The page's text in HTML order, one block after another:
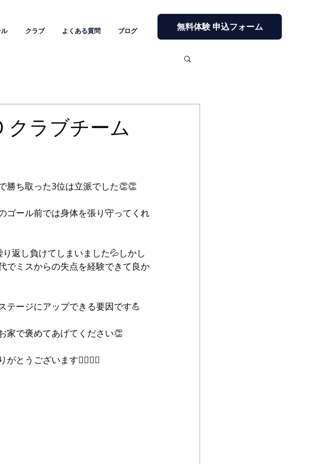
クラブ よくある質問 ブログ 無料体験 申込フォーム
クラブチーム
勝ち取った3位は立派でした👏👏
ゴール前では身体を張り守ってくれ
返し負けてしまいました💦しかし
でミスからの失点を経験できて良か
テージにアップできる要因です💪
家で褒めてあげてください👏
とうございます🙇‍♂️🙇‍♂️